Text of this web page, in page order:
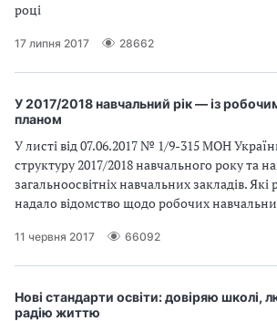
році
17 липня 2017 28662
У 2017/2018 навчальний рік — із
планом
У листі від 07.06.2017 № 1/9-315 МОН
структуру 2017/2018 навчального року та
загальноосвітніх навчальних закладів. Які
надало відомство щодо робочих
11 червня 2017 66092
Нові стандарти освіти: довіряю школі,
радію життю